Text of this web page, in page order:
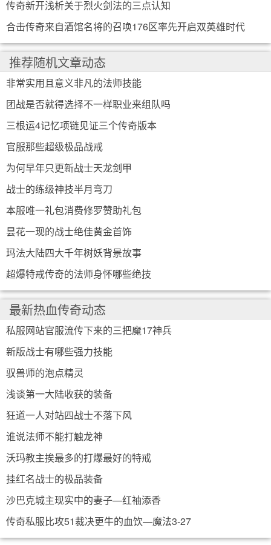
传奇新开浅析关于烈火剑法的三点认知
合击传奇来自酒馆名将的召唤176区率先开启双英雄时代
推荐随机文章动态
非常实用且意义非凡的法师技能
团战是否就得选择不一样职业来组队吗
三根运4记忆项链见证三个传奇版本
官服那些超级极品战戒
为何早年只更新战士天龙剑甲
战士的练级神技半月弯刀
本服唯一礼包消费修罗赞助礼包
昙花一现的战士绝佳黄金首饰
玛法大陆四大千年树妖背景故事
超爆特戒传奇的法师身怀哪些绝技
最新热血传奇动态
私服网站官服流传下来的三把魔17神兵
新版战士有哪些强力技能
驭兽师的泡点精灵
浅谈第一大陆收获的装备
狂道一人对站四战士不落下风
谁说法师不能打触龙神
沃玛教主挨最多的打爆最好的特戒
挂红名战士的极品装备
沙巴克城主现实中的妻子—红袖添香
传奇私服比攻51裁决更牛的血饮—魔法3-27